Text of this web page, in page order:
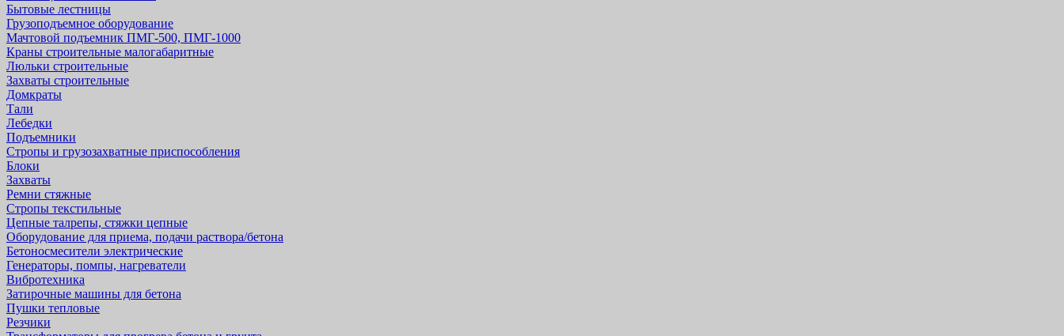
Бытовые лестницы
Грузоподъемное оборудование
Мачтовой подъемник ПМГ-500, ПМГ-1000
Краны строительные малогабаритные
Люльки строительные
Захваты строительные
Домкраты
Тали
Лебедки
Подъемники
Стропы и грузозахватные приспособления
Блоки
Захваты
Ремни стяжные
Стропы текстильные
Цепные талрепы, стяжки цепные
Оборудование для приема, подачи раствора/бетона
Бетоносмесители электрические
Генераторы, помпы, нагреватели
Вибротехника
Затирочные машины для бетона
Пушки тепловые
Резчики